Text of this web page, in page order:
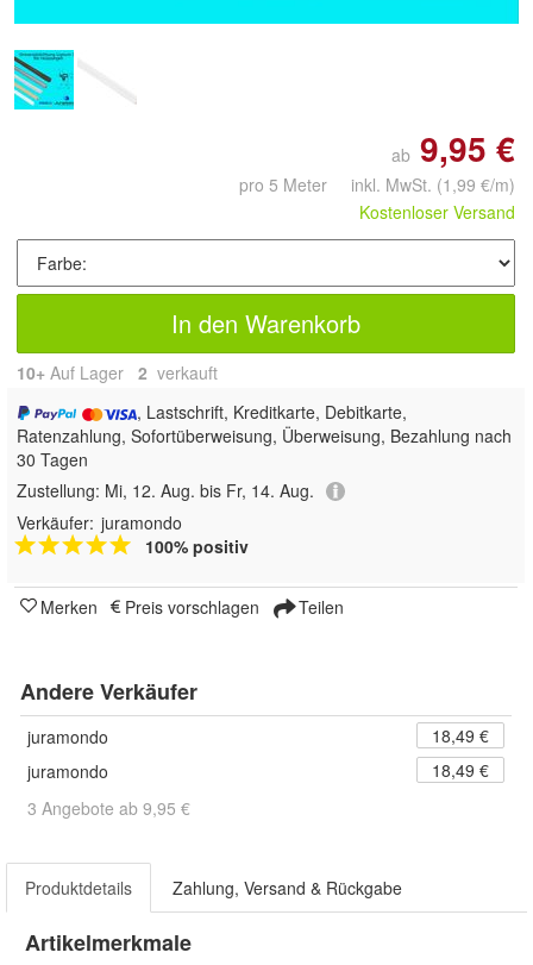
ab 9,95 €
pro 5 Meter inkl. MwSt. (1,99 €/m)
Kostenloser Versand
In den Warenkorb
10+ Auf Lager 2 verkauft
, Lastschrift, Kreditkarte, Debitkarte,
Ratenzahlung, Sofortüberweisung, Überweisung, Bezahlung nach
30 Tagen
Zustellung: Mi, 12. Aug. bis Fr, 14. Aug.
Verkäufer: juramondo
100% positiv
Merken Preis vorschlagen Teilen
Andere Verkäufer
juramondo
18,49 €
juramondo
18,49 €
3 Angebote ab 9,95 €
Produktdetails Zahlung, Versand & Rückgabe
Artikelmerkmale